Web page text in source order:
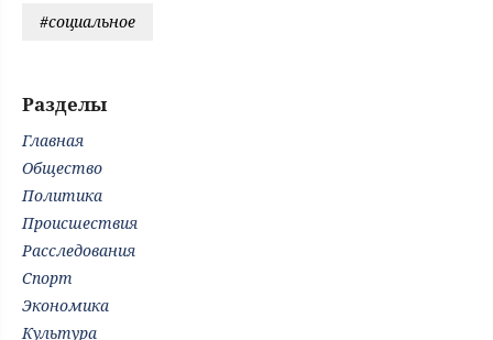
#социальное
Разделы
Главная
Общество
Политика
Происшествия
Расследования
Спорт
Экономика
Культура